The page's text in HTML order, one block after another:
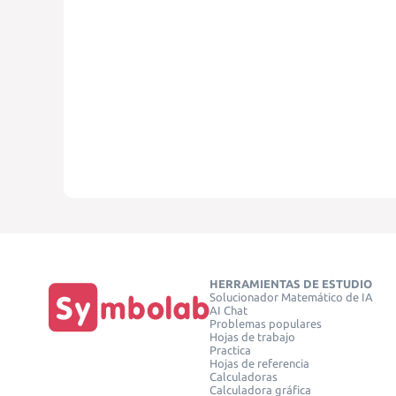
HERRAMIENTAS DE ESTUDIO
Solucionador Matemático de IA
AI Chat
Problemas populares
Hojas de trabajo
Practica
Hojas de referencia
Calculadoras
Calculadora gráfica